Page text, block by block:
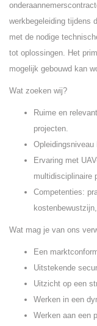
werkbegeleiding tijdens
met de nodige
tot oplossingen. Het
mogelijk gebouwd kan
Wat zoeken wij?
Ruime en
projecten.
Ervaring met
multidisciplinaire
Competenties:
Wat mag je van ons
Een
Uitstekende
Uitzicht op een
Werken in een
Werken aan een